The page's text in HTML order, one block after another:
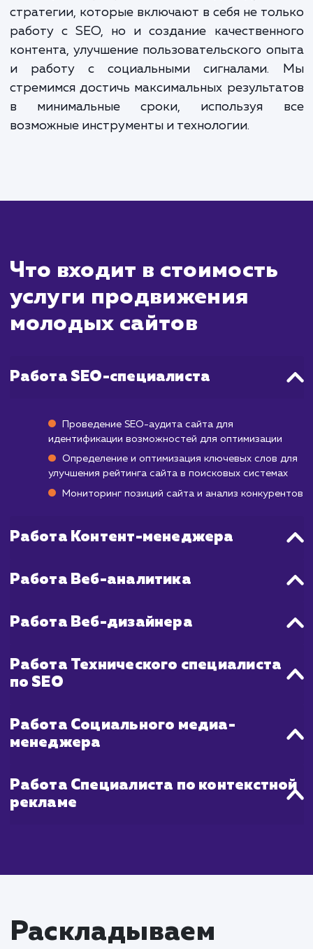
Сколько времени
Продвижение молодых сайтов
сайтов. Это связано с тем, что новые сайты
не успели обрести авторитет в
поисковых систем. Однако, несмотря на
первые результаты могут начать
полноценное продвижение в ТОП может
от 6 месяцев до года.
Учитывая особенности продвижения
сайтов, мы разрабатываем
стратегии, которые включают в себя не
работу с SEO, но и создание
и работу с социальными
в минимальные сроки, используя
Что входит в стоимость
услуги продвижения
молодых сайтов
Работа SEO-специалиста
идентификации возможностей для